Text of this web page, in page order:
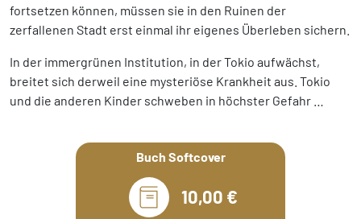
fortsetzen können, müssen sie in den Ruinen der
zerfallenen Stadt erst einmal ihr eigenes Überleben sichern.
In der immergrünen Institution, in der Tokio aufwächst,
breitet sich derweil eine mysteriöse Krankheit aus. Tokio
und die anderen Kinder schweben in höchster Gefahr …
Buch Softcover
10,00 €